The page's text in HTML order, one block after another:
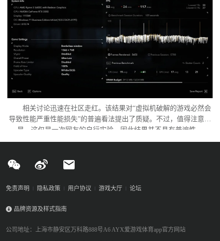
相关讨论迅速在社区走红。该结果对“虚拟机破解的游戏必然会
导致性能严重性能损失”的普遍看法提出了质疑。不过，值得注意的
是，这仅是一次网友的自行实验，因此结果并不具有普遍性。
免责声明 隐私政策 用户协议 游戏大厅 论坛
品牌资源及样式指南
公司地址：上海市静安区万科路888号A6 AYX爱游戏体育app官方网站